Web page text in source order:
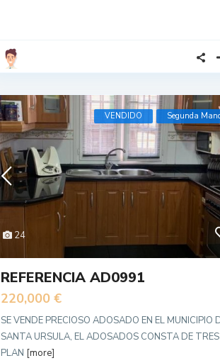
24
VENDIDO Segunda
REFERENCIA AD0991
220,000 €
SE VENDE PRECIOSO ADOSADO EN EL MUNICIPIO
SANTA URSULA, EL ADOSADOS CONSTA DE TRES
PLAN [more]